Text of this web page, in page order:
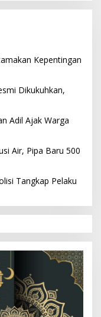
Kepentingan
Dikukuhkan,
Adil Ajak Warga
Air, Pipa Baru 500
Tangkap Pelaku